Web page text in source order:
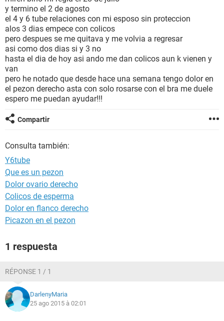
SEXUALIDAD
GLOSARIO
y termino el 2 de agosto
el 4 y 6 tube relaciones con mi esposo sin proteccion
alos 3 dias empece con colicos
pero despues se me quitava y me volvia a regresar
asi como dos dias si y 3 no
hasta el dia de hoy asi ando me dan colicos aun k vienen y
van
pero he notado que desde hace una semana tengo dolor en
el pezon derecho asta con solo rosarse con el bra me duele
espero me puedan ayudar!!!
Compartir
Consulta también:
Y6tube
Que es un pezon
Dolor ovario derecho
Colicos de esperma
Dolor en flanco derecho
Picazon en el pezon
1 respuesta
RÉPONSE 1 / 1
DarlenyMaria
25 ago 2015 à 02:01